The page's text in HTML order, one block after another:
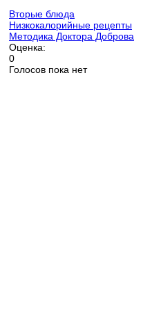
Вторые блюда
Низкокалорийные рецепты
Методика Доктора Доброва
Оценка:
0
Голосов пока нет